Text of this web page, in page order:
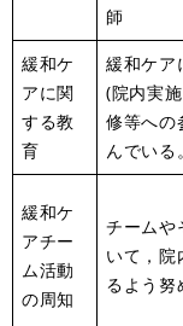
師
緩和ケ
アに関
する教
育
緩和ケア
(院内実
修等への
んでいる。
緩和ケ
アチー
ム活動
の周知
チームや
いて，院
るよう努